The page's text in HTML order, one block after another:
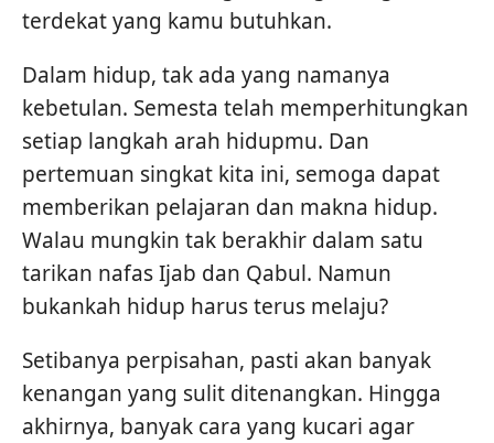
terdekat yang kamu butuhkan.
Dalam hidup, tak ada yang namanya
kebetulan. Semesta telah memperhitungkan
setiap langkah arah hidupmu. Dan
pertemuan singkat kita ini, semoga dapat
memberikan pelajaran dan makna hidup.
Walau mungkin tak berakhir dalam satu
tarikan nafas Ijab dan Qabul. Namun
bukankah hidup harus terus melaju?
Setibanya perpisahan, pasti akan banyak
kenangan yang sulit ditenangkan. Hingga
akhirnya, banyak cara yang kucari agar